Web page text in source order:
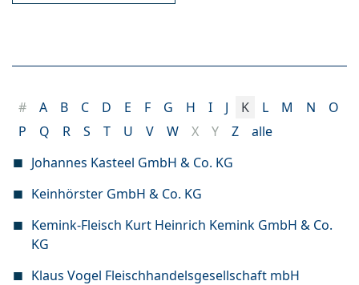
# A B C D E F G H I J K L M N
O
P
Q R S T U V W X Y Z
alle
Johannes Kasteel GmbH & Co. KG
Keinhörster GmbH & Co. KG
Kemink-Fleisch Kurt Heinrich Kemink GmbH & Co.
KG
Klaus Vogel Fleischhandelsgesellschaft mbH